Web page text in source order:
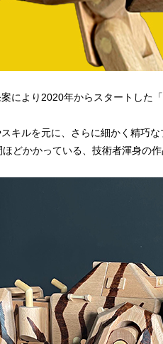
により2020年からスタートした
キルを元に、さらに細かく精巧な
どかかっている、技術者渾身の作